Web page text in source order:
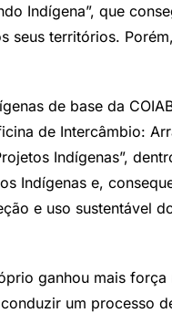
Indígena”, que
seus territórios.
de base da
de Intercâmbio:
Indígenas”,
Indígenas e,
e uso sustentável
ganhou mais força
um processo